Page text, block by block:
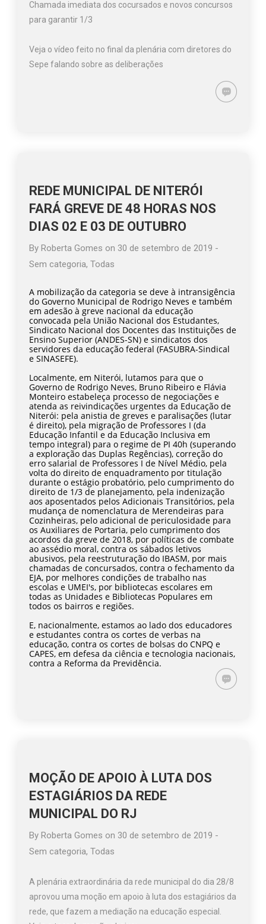
Chamada imediata dos cocursados e novos concursos
para garantir 1/3
Veja o vídeo feito no final da plenária com diretores do
Sepe falando sobre as deliberações
REDE MUNICIPAL DE NITERÓI
FARÁ GREVE DE 48 HORAS NOS
DIAS 02 E 03 DE OUTUBRO
ByRoberta Gomes on 30 de setembro de 2019 -
Sem categoria,Todas
A mobilização da categoria se deve à intransigência
do Governo Municipal de Rodrigo Neves e também
em adesão à greve nacional da educação
convocada pela União Nacional dos Estudantes,
Sindicato Nacional dos Docentes das Instituições de
Ensino Superior (ANDES-SN) e sindicatos dos
servidores da educação federal (FASUBRA-Sindical
e SINASEFE).
Localmente, em Niterói, lutamos para que o
Governo de Rodrigo Neves, Bruno Ribeiro e Flávia
Monteiro estabeleça processo de negociações e
atenda as reivindicações urgentes da Educação de
Niterói: pela anistia de greves e paralisações (lutar
é direito), pela migração de Professores I (da
Educação Infantil e da Educação Inclusiva em
tempo integral) para o regime de PI 40h (superando
a exploração das Duplas Regências), correção do
erro salarial de Professores I de Nível Médio, pela
volta do direito de enquadramento por titulação
durante o estágio probatório, pelo cumprimento do
direito de 1/3 de planejamento, pela indenização
aos aposentados pelos Adicionais Transitórios, pela
mudança de nomenclatura de Merendeiras para
Cozinheiras, pelo adicional de periculosidade para
os Auxiliares de Portaria, pelo cumprimento dos
acordos da greve de 2018, por políticas de combate
ao assédio moral, contra os sábados letivos
abusivos, pela reestruturação do IBASM, por mais
chamadas de concursados, contra o fechamento da
EJA, por melhores condições de trabalho nas
escolas e UMEI's, por bibliotecas escolares em
todas as Unidades e Bibliotecas Populares em
todos os bairros e regiões.
E, nacionalmente, estamos ao lado dos educadores
e estudantes contra os cortes de verbas na
educação, contra os cortes de bolsas do CNPQ e
CAPES, em defesa da ciência e tecnologia nacionais,
contra a Reforma da Previdência.
MOÇÃO DE APOIO À LUTA DOS
ESTAGIÁRIOS DA REDE
MUNICIPAL DO RJ
ByRoberta Gomes on 30 de setembro de 2019 -
Sem categoria,Todas
A plenária extraordinária da rede municipal do dia 28/8
aprovou uma moção em apoio à luta dos estagiários da
rede, que fazem a mediação na educação especial.